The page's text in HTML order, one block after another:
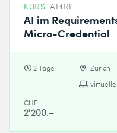
KURS AI4RE
AI im
Micro-Credential
2 Tage
Zürich
CHF
2'200.–